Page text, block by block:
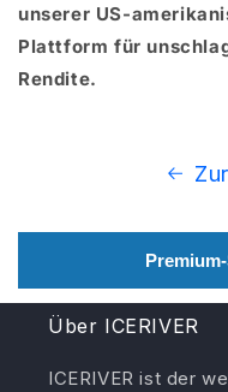
unserer US-
Plattform für
Rendite.
Über ICERIVER
ICERIVER ist der